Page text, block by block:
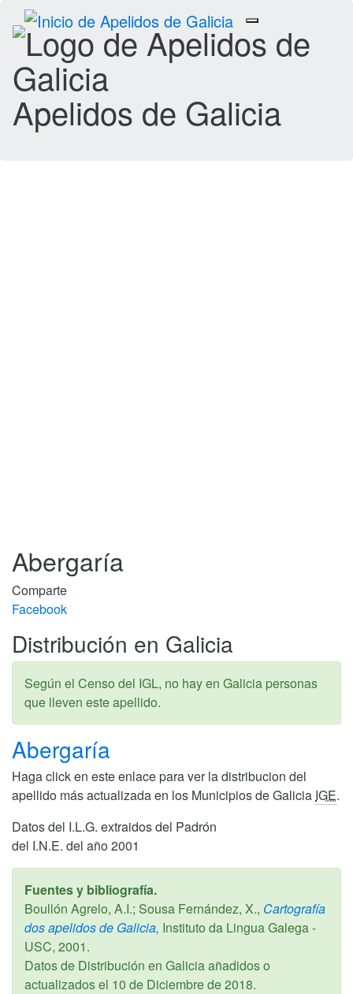
Toggle
navigation
Apelidos de Galicia
Abergaría
Comparte
Facebook
Distribución en Galicia
Según el Censo del IGL, no hay en Galicia personas
que lleven este apellido.
Abergaría
Haga click en este enlace para ver la distribucion del
apellido más actualizada en los Municipios de Galicia IGE.
Datos del I.L.G. extraidos del Padrón
del I.N.E. del año 2001
Fuentes y bibliografía.
Boullón Agrelo, A.I.; Sousa Fernández, X., Cartografía
dos apelidos de Galicia, Instituto da Lingua Galega -
USC, 2001.
Datos de Distribución en Galicia añadidos o
actualizados el 10 de Diciembre de 2018.